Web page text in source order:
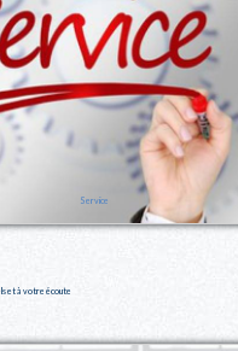
Service
et à votre écoute